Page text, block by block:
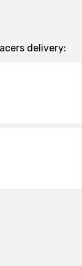
delivery: